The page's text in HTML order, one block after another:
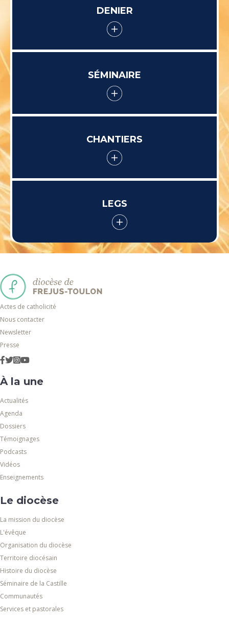
DENIER
SÉMINAIRE
CHANTIERS
LEGS
Actes de catholicité
Nous contacter
Newsletter
Presse
À la une
Actualités
Agenda
Dossiers
Témoignages
Podcasts
Vidéos
Enseignements
Le diocèse
La mission du diocèse
L'évêque
Organisation du diocèse
Territoire diocésain
Histoire du diocèse
Séminaire de la Castille
Communautés
Services et pastorales